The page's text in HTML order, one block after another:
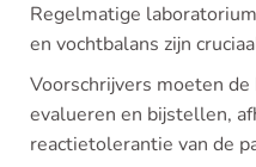
Regelmatige
en vochtbalans zijn
Voorschrijvers moeten
evalueren en bijstellen,
reactietolerantie van de